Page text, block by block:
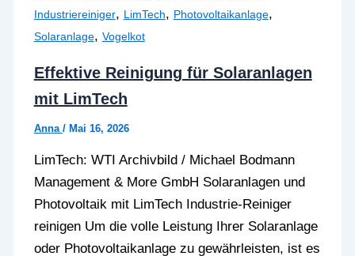
Industriereiniger, LimTech, Photovoltaikanlage,
Solaranlage, Vogelkot
Effektive Reinigung für Solaranlagen
mit LimTech
Anna / Mai 16, 2026
LimTech: WTI Archivbild / Michael Bodmann
Management & More GmbH Solaranlagen und
Photovoltaik mit LimTech Industrie-Reiniger
reinigen Um die volle Leistung Ihrer Solaranlage
oder Photovoltaikanlage zu gewährleisten, ist es